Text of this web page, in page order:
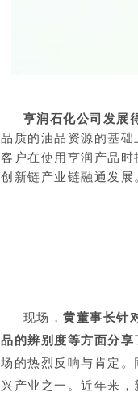
亨润石化公司发展
品质的油品资源的基
客户在使用亨润产品
创新链产业链融通发展
现场， 黄董事长针
品的辨别度等方面分
场的热烈反响与肯定
兴产业之一。近年来